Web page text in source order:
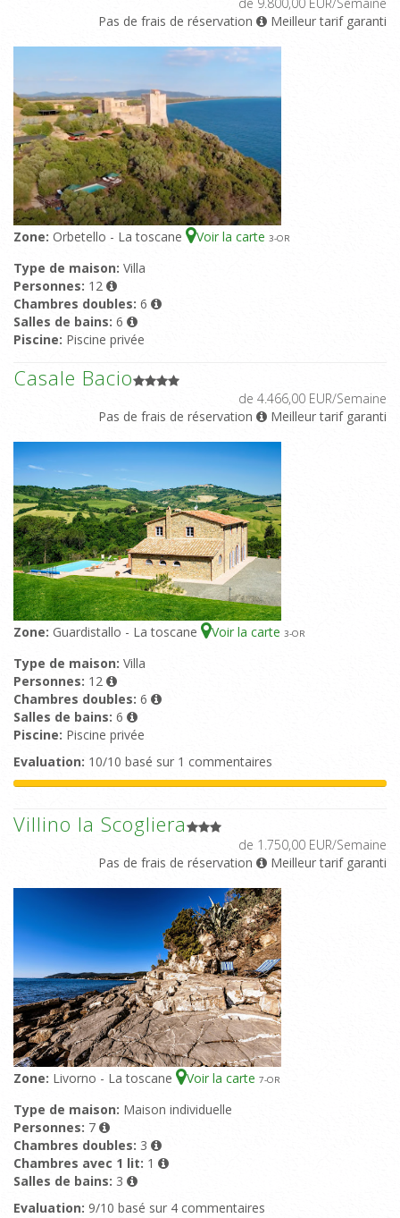
Pas de frais de réservation
Meilleur tarif garanti
Zone: Orbetello - La toscane Voir la carte 3-OR
Type de maison: Villa
Personnes: 12
Chambres doubles: 6
Salles de bains: 6
Piscine: Piscine privée
Casale Bacio
de 4.466,00 EUR/Semaine
Pas de frais de réservation
Meilleur tarif garanti
Zone: Guardistallo - La toscane Voir la carte 3-OR
Type de maison: Villa
Personnes: 12
Chambres doubles: 6
Salles de bains: 6
Piscine: Piscine privée
Evaluation: 10/10 basé sur 1 commentaires
Villino la Scogliera
de 1.750,00 EUR/Semaine
Pas de frais de réservation
Meilleur tarif garanti
Zone: Livorno - La toscane Voir la carte 7-OR
Type de maison: Maison individuelle
Personnes: 7
Chambres doubles: 3
Chambres avec 1 lit: 1
Salles de bains: 3
Evaluation: 9/10 basé sur 4 commentaires